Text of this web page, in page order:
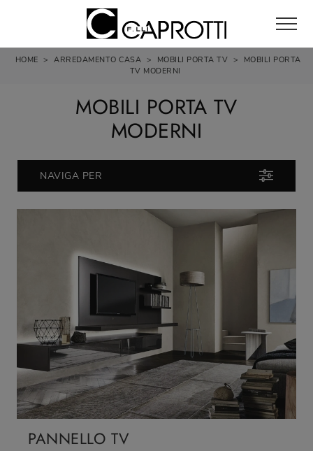
HOME > ARREDAMENTO CASA > MOBILI PORTA TV >
MOBILI PORTA
TV MODERNI
MOBILI PORTA TV
MODERNI
NAVIGA PER
PANNELLO TV